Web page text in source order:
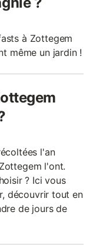
à Zottegem
même un jardin !
l'an
l'ont.
? Ici vous
découvrir tout en
de jours de